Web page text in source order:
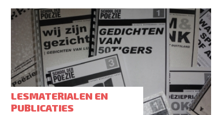
LESMATERIALEN EN
PUBLICATIES